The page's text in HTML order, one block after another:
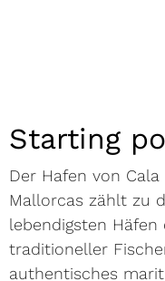
Starting
Der Hafen von
Mallorcas zählt zu
lebendigsten
traditioneller
authentisches